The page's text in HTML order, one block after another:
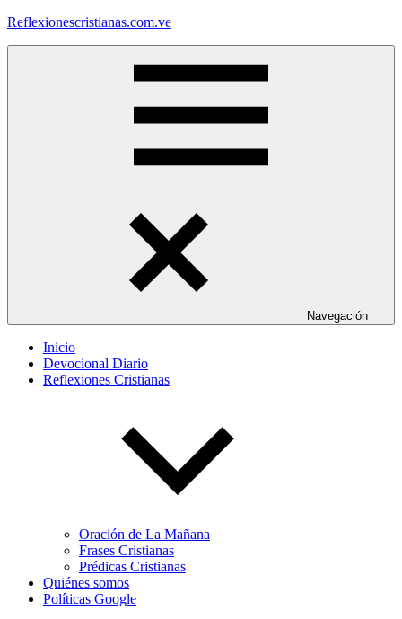
Saltar
Reflexionescristianas.com.ve
Navegación
Inicio
Devocional Diario
Reflexiones Cristianas
Oración de La Mañana
Frases Cristianas
Prédicas Cristianas
Quiénes somos
Políticas Google